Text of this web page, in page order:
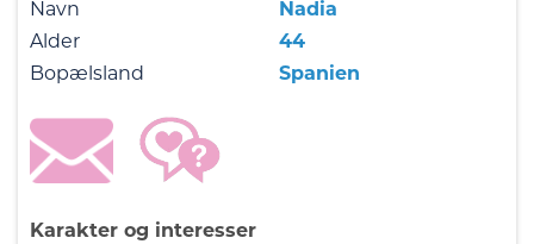
Navn
Nadia
Alder
44
Bopælsland
Spanien
Karakter og interesser